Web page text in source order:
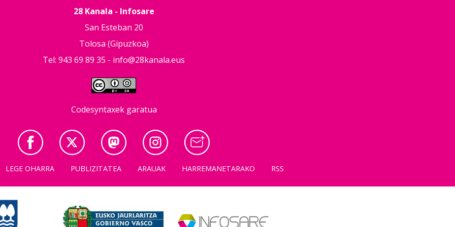
28 Kanala - Infosare
San Esteban 20
Tolosa (Gipuzkoa)
Tel: 943 69 89 35 - info@28kanala.eus
Codesyntaxek garatua
LEGE OHARRA PUBLIZITATEA ARAUAK HARREMANETARAKO RSS